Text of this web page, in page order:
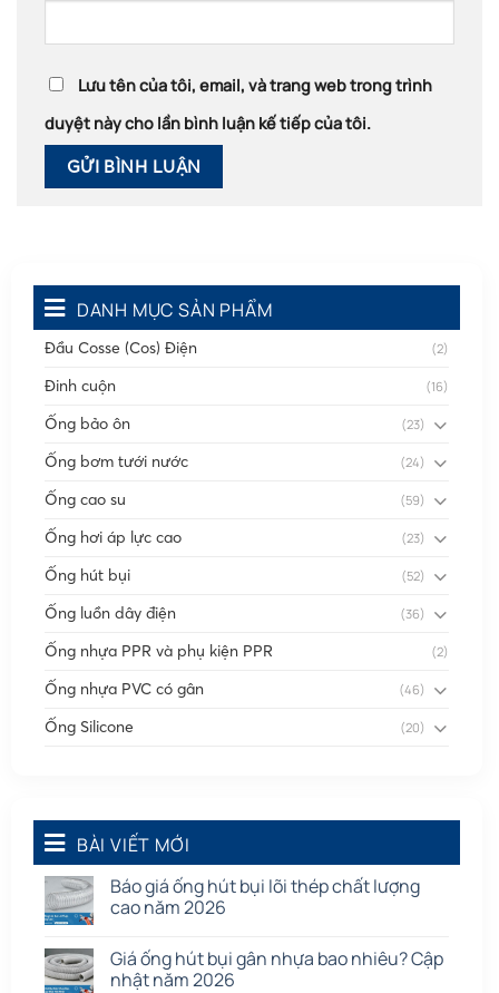
Lưu tên của tôi, email, và trang web trong trình
duyệt này cho lần bình luận kế tiếp của tôi.
DANH MỤC SẢN PHẨM
Đầu Cosse (Cos) Điện (2)
Đinh cuộn (16)
Ống bảo ôn (23)
Ống bơm tưới nước (24)
Ống cao su (59)
Ống hơi áp lực cao (23)
Ống hút bụi (52)
Ống luồn dây điện (36)
Ống nhựa PPR và phụ kiện PPR (2)
Ống nhựa PVC có gân (46)
Ống Silicone (20)
Quạt dân dụng
Tấm cao su
BÀI VIẾT MỚI
Báo giá ống hút bụi lõi thép chất lượng
cao năm 2026
Giá ống hút bụi gân nhựa bao nhiêu? Cập
nhật năm 2026